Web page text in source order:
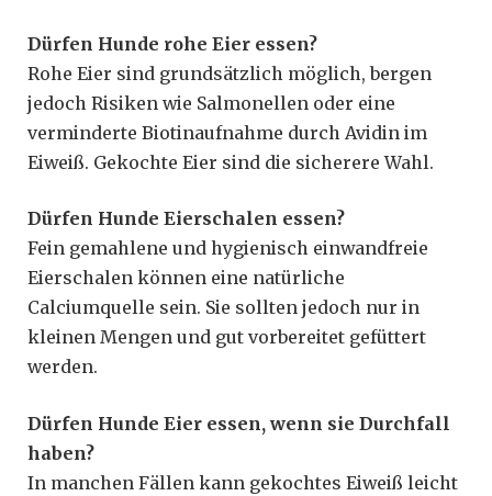
Dürfen Hunde rohe Eier essen?
Rohe Eier sind grundsätzlich möglich, bergen
jedoch Risiken wie Salmonellen oder eine
verminderte Biotinaufnahme durch Avidin im
Eiweiß. Gekochte Eier sind die sicherere Wahl.
Dürfen Hunde Eierschalen essen?
Fein gemahlene und hygienisch einwandfreie
Eierschalen können eine natürliche
Calciumquelle sein. Sie sollten jedoch nur in
kleinen Mengen und gut vorbereitet gefüttert
werden.
Dürfen Hunde Eier essen, wenn sie Durchfall
haben?
In manchen Fällen kann gekochtes Eiweiß leicht